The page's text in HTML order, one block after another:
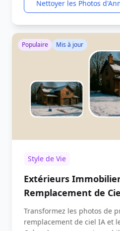
Nettoyer les Photos
Populaire Mis à jour
Style de Vie
Extérieurs
Remplacement de
d'Allée
Transformez les photos de
remplacement de ciel IA et